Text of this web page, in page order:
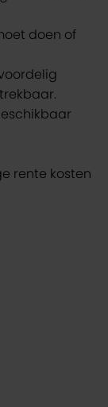
doen of
rente kosten